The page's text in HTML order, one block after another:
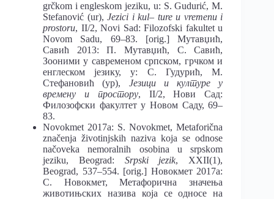
grčkom i engleskom jeziku, u: S. Gudurić, M.
Stefanović (ur),Jezici i kul– ture u vremenu i
prostoru, II/2, Novi Sad: Filozofski fakultet u
Novom Sadu, 69–83. [orig.] Мутавџић,
Савић 2013: П. Мутавџић, С. Савић,
Зооними у савременом српском, грчком и
енглеском језику, у: С. Гудурић, М.
Стефановић (ур), Језици и културе у
времену и простору, II/2, Нови Сад:
Филозофски факултет у Новом Саду, 69–
83.
Novokmet 2017a: S. Novokmet, Metaforična
značenja životinjskih naziva koja se odnose
načoveka nemoralnih osobina u srpskom
jeziku, Beograd: Srpski jezik, XXII(1),
Beograd, 537–554. [orig.] Новокмет 2017a:
С. Новокмет, Метафорична значења
животињских назива која се односе на